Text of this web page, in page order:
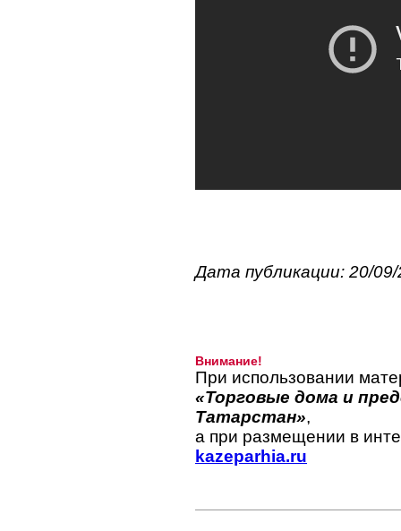
Дата публикации: 20/
Внимание!
При использовании
«Торговые дома и
Татарстан»,
а при размещении в
kazeparhia.ru